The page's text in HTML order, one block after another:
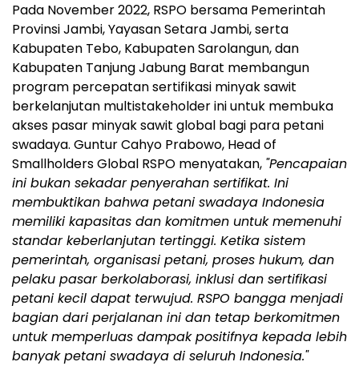
Pada November 2022, RSPO bersama Pemerintah
Provinsi Jambi, Yayasan Setara Jambi, serta
Kabupaten Tebo, Kabupaten Sarolangun, dan
Kabupaten Tanjung Jabung Barat membangun
program percepatan sertifikasi minyak sawit
berkelanjutan multistakeholder ini untuk membuka
akses pasar minyak sawit global bagi para petani
swadaya. Guntur Cahyo Prabowo, Head of
Smallholders Global RSPO menyatakan, "Pencapaian
ini bukan sekadar penyerahan sertifikat. Ini
membuktikan bahwa petani swadaya Indonesia
memiliki kapasitas dan komitmen untuk memenuhi
standar keberlanjutan tertinggi. Ketika sistem
pemerintah, organisasi petani, proses hukum, dan
pelaku pasar berkolaborasi, inklusi dan sertifikasi
petani kecil dapat terwujud. RSPO bangga menjadi
bagian dari perjalanan ini dan tetap berkomitmen
untuk memperluas dampak positifnya kepada lebih
banyak petani swadaya di seluruh Indonesia."